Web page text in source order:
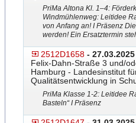
PriMa Altona Kl. 1–4:
Windmühlenweg: Leitidee
von Anfang an! I Präsenz
werden! Ein Ersatztermin
2512D1658 - 27.03.2025
Felix-Dahn-Straße 3 und/
Hamburg - Landesinstitut
Qualitätsentwicklung in
PriMa Klasse 1-2: Leitidee
Basteln“ I Präsenz